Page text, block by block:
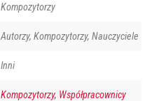
Kompozytorzy
Autorzy, Kompozytorzy, Nauczyciele
Inni
Kompozytorzy, Współpracownicy